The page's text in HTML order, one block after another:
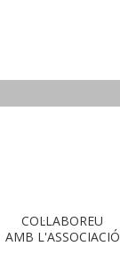
COL·LABOREU
AMB L'ASSOCIACIÓ